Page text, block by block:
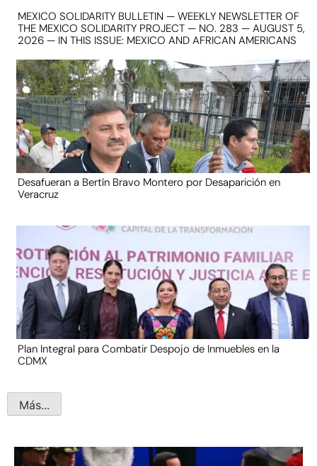
MEXICO SOLIDARITY BULLETIN — WEEKLY NEWSLETTER OF
THE MEXICO SOLIDARITY PROJECT — NO. 283 — AUGUST 5,
2026 — IN THIS ISSUE: MEXICO AND AFRICAN AMERICANS
Desafueran a Bertín Bravo Montero por Desaparición en
Veracruz
Plan Integral para Combatir Despojo de Inmuebles en la
CDMX
Más...